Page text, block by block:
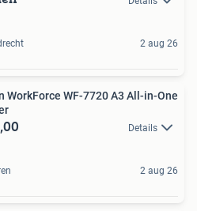
2 aug 26
WorkForce WF-7720 A3 All-in-One
Details
2 aug 26